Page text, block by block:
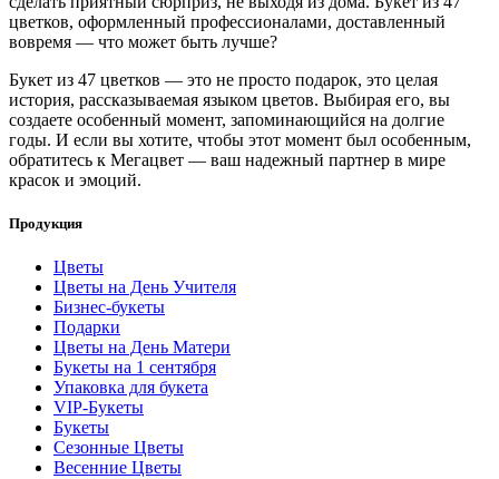
цветков, оформленный профессионалами, доставленный
вовремя — что может быть лучше?
Букет из 47 цветков — это не просто подарок, это целая
история, рассказываемая языком цветов. Выбирая его, вы
создаете особенный момент, запоминающийся на долгие
годы. И если вы хотите, чтобы этот момент был особенным,
обратитесь к Мегацвет — ваш надежный партнер в мире
красок и эмоций.
Продукция
Цветы
Цветы на День Учителя
Бизнес-букеты
Подарки
Цветы на День Матери
Букеты на 1 сентября
Упаковка для букета
VIP-Букеты
Букеты
Сезонные Цветы
Весенние Цветы